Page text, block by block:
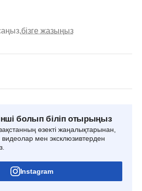
бізге жазыңыз
болып біліп отырыңыз
өзекті жаңалықтарынан,
видеолар мен эксклюзивтерден
Instagram